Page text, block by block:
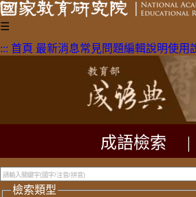
☰
::: 首頁 最新消息常見問題編輯說明使用
成語檢索
檢索類型